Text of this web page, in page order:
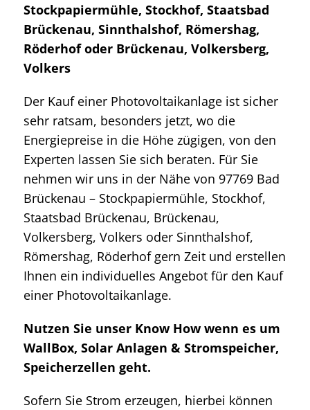
Stockpapiermühle, Stockhof, Staatsbad
Brückenau, Sinnthalshof, Römershag,
Röderhof oder Brückenau, Volkersberg,
Volkers
Der Kauf einer Photovoltaikanlage ist sicher
sehr ratsam, besonders jetzt, wo die
Energiepreise in die Höhe zügigen, von den
Experten lassen Sie sich beraten. Für Sie
nehmen wir uns in der Nähe von 97769 Bad
Brückenau – Stockpapiermühle, Stockhof,
Staatsbad Brückenau, Brückenau,
Volkersberg, Volkers oder Sinnthalshof,
Römershag, Röderhof gern Zeit und erstellen
Ihnen ein individuelles Angebot für den Kauf
einer Photovoltaikanlage.
Nutzen Sie unser Know How wenn es um
WallBox, Solar Anlagen & Stromspeicher,
Speicherzellen geht.
Sofern Sie Strom erzeugen, hierbei können